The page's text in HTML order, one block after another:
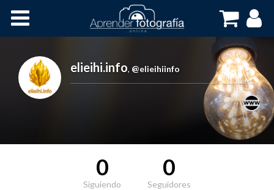
Cursos OnLine
elieihi.info, @elieihiinfo
0
Siguiendo
0
Seguidores